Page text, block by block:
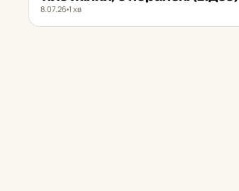
8.07.26 1 хв